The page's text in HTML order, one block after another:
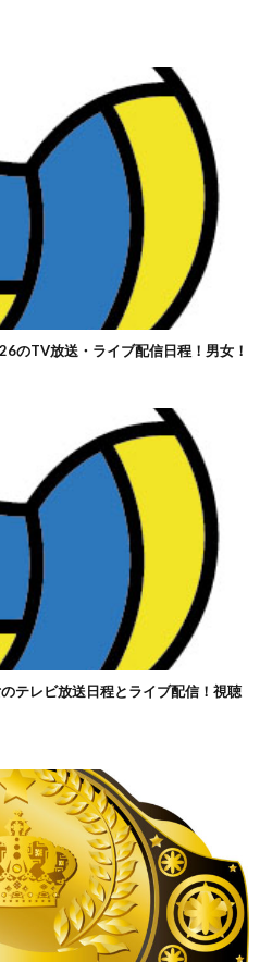
のTV放送・ライブ配信日程！男女！
テレビ放送日程とライブ配信！視聴